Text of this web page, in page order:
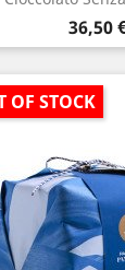
Prezzo
36,50
OF STOCK